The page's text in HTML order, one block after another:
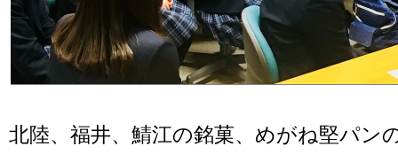
北陸、福井、鯖江の銘菓、めがね堅パン